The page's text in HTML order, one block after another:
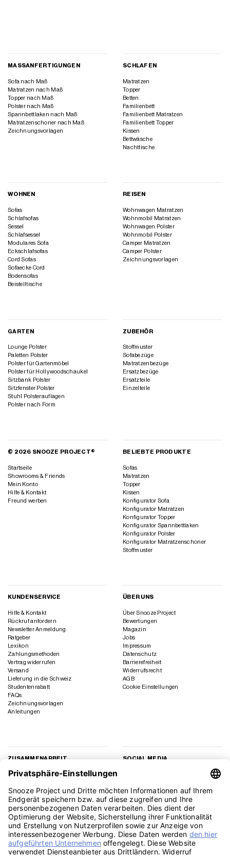
MASSANFERTIGUNGEN
Sofa nach Maß
Matratzen nach Maß
Topper nach Maß
Polster nach Maß
Spannbettlaken nach Maß
Matratzenschoner nach Maß
Zeichnungsvorlagen
SCHLAFEN
Matratzen
Topper
Betten
Familienbett
Familienbett Matratzen
Familienbett Topper
Kissen
Bettwäsche
Nachttische
WOHNEN
Sofas
Schlafsofas
Sessel
Schlafsessel
Modulares Sofa
Eckschlafsofas
Cord Sofas
Sofaecke Cord
Bodensofas
Beistelltische
REISEN
Wohnwagen Matratzen
Wohnmobil Matratzen
Wohnwagen Polster
Wohnmobil Polster
Camper Matratzen
Camper Polster
Zeichnungsvorlagen
GARTEN
Lounge Polster
Paletten Polster
Polster für Gartenmöbel
Polster für Hollywoodschaukel
Sitzbank Polster
Sitzfenster Polster
Stuhl Polsterauflagen
Polster nach Form
ZUBEHÖR
Stoffmuster
Sofabezüge
Matratzenbezüge
Ersatzbezüge
Ersatzteile
Einzelteile
© 2026 SNOOZE PROJECT®
Startseite
Showrooms & Friends
Mein Konto
Hilfe & Kontakt
Freund werben
BELIEBTE PRODUKTE
Sofas
Matratzen
Topper
Kissen
Konfigurator Sofa
Konfigurator Matratzen
Konfigurator Topper
Konfigurator Spannbettlaken
Konfigurator Polster
Konfigurator Matratzenschoner
Stoffmuster
KUNDENSERVICE
Hilfe & Kontakt
Rückruf anfordern
Newsletter Anmeldung
Ratgeber
Lexikon
Zahlungsmethoden
Vertrag widerrufen
Versand
Lieferung in die Schweiz
Studentenrabatt
FAQs
Zeichnungsvorlagen
Anleitungen
ÜBER UNS
Über Snooze Project
Bewertungen
Magazin
Jobs
Impressum
Datenschutz
Barrierefreiheit
Widerrufsrecht
AGB
Cookie Einstellungen
ZUSAMMENARBEIT
Geschäftskunden
Presse
Affiliate Marketing
SOCIAL MEDIA
TikTok
YouTube
Pinterest
LinkedIn